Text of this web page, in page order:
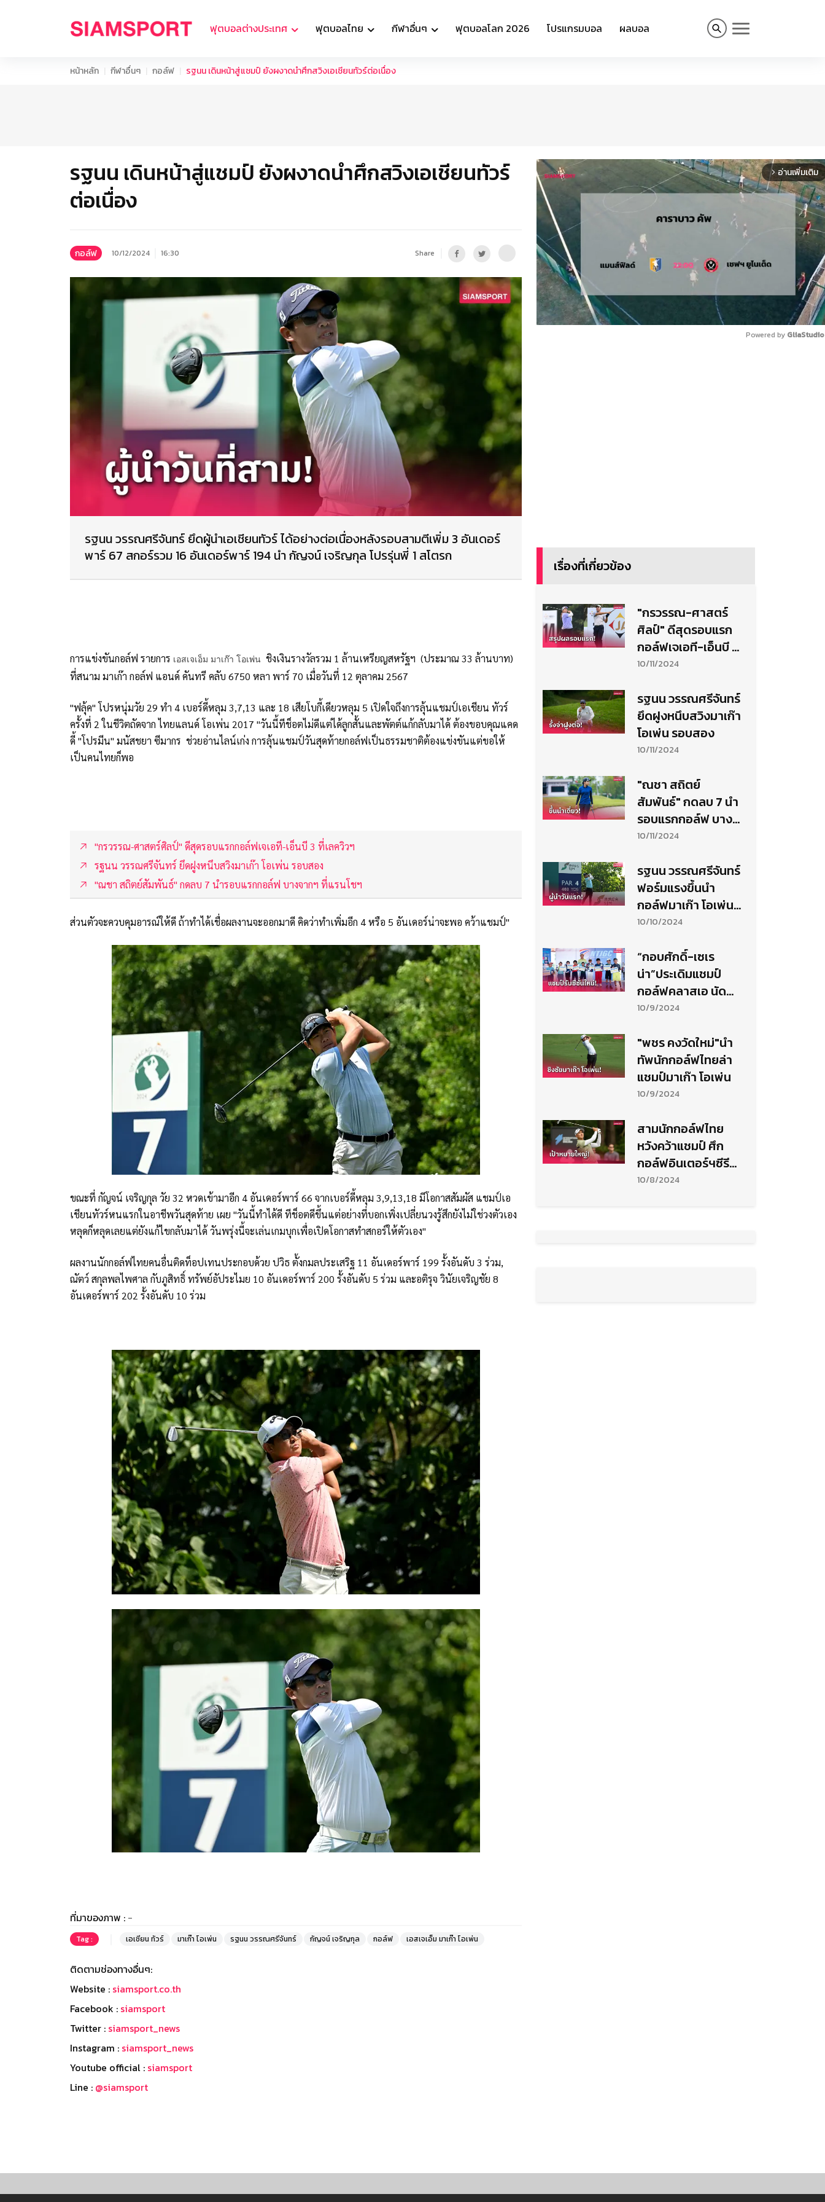
ฟุตบอลต่างประเทศ ฟุตบอลไทย กีฬาอื่นๆ ฟุตบอลโลก 2026 โปรแกรมบอล ผลบอล
หน้าหลัก กีฬาอื่นๆ กอล์ฟ รฐนน เดินหน้าสู่แชมป์ ยังผงาดนำศึกสวิงเอเชียนทัวร์ต่อเนื่อง
รฐนน เดินหน้าสู่แชมป์ ยังผงาดนำศึกสวิงเอเชียนทัวร์
ต่อเนื่อง
กอล์ฟ 10/12/2024 16:30 Share
รฐนน วรรณศรีจันทร์ ยึดผู้นำเอเชียนทัวร์ ได้อย่างต่อเนื่องหลังรอบสามตีเพิ่ม 3 อันเดอร์
พาร์ 67 สกอร์รวม 16 อันเดอร์พาร์ 194 นำ กัญจน์ เจริญกุล โปรรุ่นพี่ 1 สโตรก
การแข่งขันกอล์ฟ รายการ เอสเจเอ็ม มาเก๊า โอเพ่น ชิงเงินรางวัลรวม 1 ล้านเหรียญสหรัฐฯ (ประมาณ 33 ล้านบาท)
ที่สนาม มาเก๊า กอล์ฟ แอนด์ คันทรี คลับ 6750 หลา พาร์ 70 เมื่อวันที่ 12 ตุลาคม 2567
"ฟลุ้ค" โปรหนุ่มวัย 29 ทำ 4 เบอร์ดี้หลุม 3,7,13 และ 18 เสียโบกี้เดียวหลุม 5 เปิดใจถึงการลุ้นแชมป์เอเชียน ทัวร์
ครั้งที่ 2 ในชีวิตถัดจาก ไทยแลนด์ โอเพ่น 2017 "วันนี้ทีช็อตไม่ดีแต่ได้ลูกสั้นและพัตต์แก้กลับมาได้ ต้องขอบคุณแคด
ดี้ "โปรมีน" มนัสชยา ซีมากร ช่วยอ่านไลน์เก่ง การลุ้นแชมป์วันสุดท้ายกอล์ฟเป็นธรรมชาติต้องแข่งขันแต่ขอให้
เป็นคนไทยก็พอ
"กรวรรณ-ศาสตร์ศิลป์" ดีสุดรอบแรกกอล์ฟเจเอที-เอ็นบี 3 ที่เลควิวฯ
รฐนน วรรณศรีจันทร์ ยึดฝูงหนึบสวิงมาเก๊า โอเพ่น รอบสอง
"ณชา สถิตย์สัมพันธ์" กดลบ 7 นำรอบแรกกอล์ฟ บางจากฯ ที่แรนโชฯ
ส่วนตัวจะควบคุมอารณ์ให้ดี ถ้าทำได้เชื่อผลงานจะออกมาดี คิดว่าทำเพิ่มอีก 4 หรือ 5 อันเดอร์น่าจะพอ คว้าแชมป์"
ขณะที่ กัญจน์ เจริญกุล วัย 32 หวดเข้ามาอีก 4 อันเดอร์พาร์ 66 จากเบอร์ดี้หลุม 3,9,13,18 มีโอกาสสัมผัส แชมป์เอ
เชียนทัวร์หนแรกในอาชีพวันสุดท้าย เผย "วันนี้ทำได้ดี ทีช็อตดีขึ้นแต่อย่างที่บอกเพิ่งเปลี่ยนวงรู้สึกยังไม่ใช่วงตัวเอง
หลุดก็หลุดเลยแต่ยังแก้ไขกลับมาได้ วันพรุ่งนี้จะเล่นเกมบุกเพื่อเปิดโอกาสทำสกอร์ให้ตัวเอง"
ผลงานนักกอล์ฟไทยคนอื่นติดท็อปเทนประกอบด้วย ปวิธ ตั้งกมลประเสริฐ 11 อันเดอร์พาร์ 199 รั้งอันดับ 3 ร่วม,
ณัตว์ สกุลพลไพศาล กับภูสิทธิ์ ทรัพย์อัประไมย 10 อันเดอร์พาร์ 200 รั้งอันดับ 5 ร่วม และอติรุจ วินัยเจริญชัย 8
อันเดอร์พาร์ 202 รั้งอันดับ 10 ร่วม
ที่มาของภาพ : -
Tag : เอเชียน ทัวร์ มาเก๊า โอเพ่น รฐนน วรรณศรีจันทร์ กัญจน์ เจริญกุล กอล์ฟ เอสเจเอ็ม มาเก๊า โอเพ่น
ติดตามช่องทางอื่นๆ:
Website : siamsport.co.th
Facebook : siamsport
Twitter : siamsport_news
Instagram : siamsport_news
Youtube official : siamsport
Line : @siamsport
arrow_forward_ios อ่านเพิ่มเติม
Powered by
เรื่องที่เกี่ยวข้อง
"กรวรรณ-ศาสตร์
ศิลป์" ดีสุดรอบแรก
กอล์ฟเจเอที-เอ็นบี 3
ที่เลควิวฯ
10/11/2024
รฐนน วรรณศรีจันทร์
ยึดฝูงหนึบสวิงมาเก๊า
โอเพ่น รอบสอง
10/11/2024
"ณชา สถิตย์
สัมพันธ์" กดลบ 7 นำ
รอบแรกกอล์ฟ บาง
จากฯ ที่แรนโชฯ
10/11/2024
รฐนน วรรณศรีจันทร์
ฟอร์มแรงขึ้นนำ
กอล์ฟมาเก๊า โอเพ่น
วันแรก
10/10/2024
“กอบศักดิ์-เซเร
น่า”ประเดิมแชมป์
กอล์ฟคลาสเอ นัด
เปิดฤดูกาล NTJGC
10/9/2024
"พชร คงวัดใหม่"นำ
ทัพนักกอล์ฟไทยล่า
แชมป์มาเก๊า โอเพ่น
10/9/2024
สามนักกอล์ฟไทย
หวังคว้าแชมป์ ศึก
กอล์ฟอินเตอร์ฯซีรีส์
ที่ไทย
10/8/2024